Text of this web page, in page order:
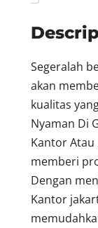
Segeralah
akan
kualitas
Nyaman Di
Kantor Atau
memberi
Dengan
Kantor